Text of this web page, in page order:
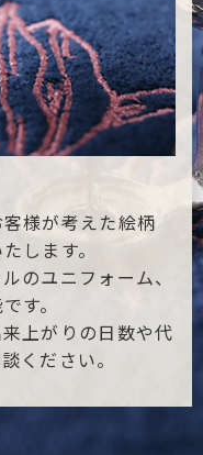
様が考えた絵柄
します。
のユニフォーム、
す。
上がりの日数や代
ください。